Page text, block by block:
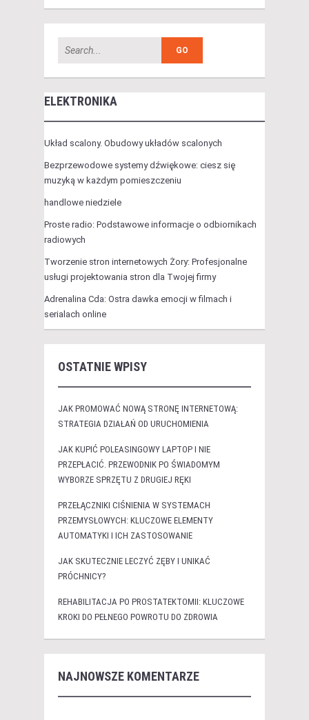
ELEKTRONIKA
Układ scalony. Obudowy układów scalonych
Bezprzewodowe systemy dźwiękowe: ciesz się
muzyką w każdym pomieszczeniu
handlowe niedziele
Proste radio: Podstawowe informacje o odbiornikach
radiowych
Tworzenie stron internetowych Żory: Profesjonalne
usługi projektowania stron dla Twojej firmy
Adrenalina Cda: Ostra dawka emocji w filmach i
serialach online
OSTATNIE WPISY
JAK PROMOWAĆ NOWĄ STRONĘ INTERNETOWĄ:
STRATEGIA DZIAŁAŃ OD URUCHOMIENIA
JAK KUPIĆ POLEASINGOWY LAPTOP I NIE
PRZEPŁACIĆ. PRZEWODNIK PO ŚWIADOMYM
WYBORZE SPRZĘTU Z DRUGIEJ RĘKI
PRZEŁĄCZNIKI CIŚNIENIA W SYSTEMACH
PRZEMYSŁOWYCH: KLUCZOWE ELEMENTY
AUTOMATYKI I ICH ZASTOSOWANIE
JAK SKUTECZNIE LECZYĆ ZĘBY I UNIKAĆ
PRÓCHNICY?
REHABILITACJA PO PROSTATEKTOMII: KLUCZOWE
KROKI DO PEŁNEGO POWROTU DO ZDROWIA
NAJNOWSZE KOMENTARZE